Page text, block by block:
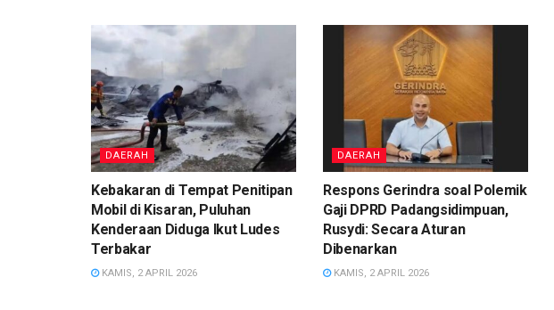
DAERAH
Kebakaran di Tempat Penitipan
Mobil di Kisaran, Puluhan
Kenderaan Diduga Ikut Ludes
Terbakar
KAMIS, 2 APRIL 2026
DAERAH
Respons Gerindra soal Polemik
Gaji DPRD Padangsidimpuan,
Rusydi: Secara Aturan
Dibenarkan
KAMIS, 2 APRIL 2026